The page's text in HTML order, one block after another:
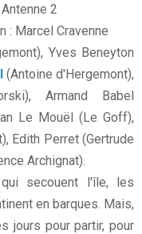
2
: Marcel Cravenne
Yves Beneyton
(Antoine d'Hergemont),
Armand Babel
Le Mouël (Le Goff),
Edith Perret (Gertrude
Archignat).
secouent l'île, les
en barques. Mais,
jours pour partir, pour